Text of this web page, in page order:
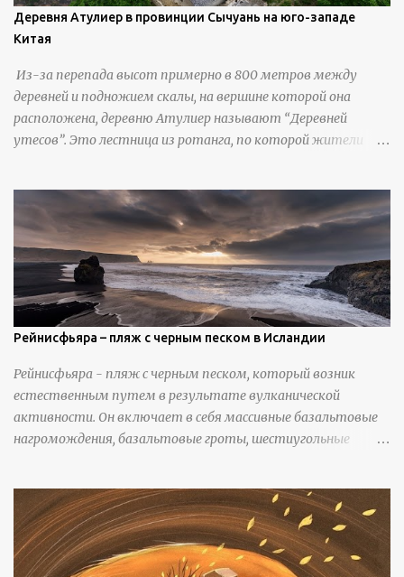
Деревня Атулиер в провинции Сычуань на юго-западе
Китая
Из-за перепада высот примерно в 800 метров между
деревней и подножием скалы, на вершине которой она
расположена, деревню Атулиер называют “Деревней
утесов”. Это лестница из ротанга, по которой жители
стальными лестницами с защитными перилами, и
передвижение детей и жителей деревни было улучшено.
Подъем от подножия горы до вершины занимает до 4
часов. По словам местных жителей, их предки мигрировали
в деревню, поскольку обнаружили, что в этом месте
приятный климат и природная среда, подходящие для
проживания, ведения сельского хозяйства и разведения
защитить их от бандитизма и войн. С тех пор особая
группа людей живет замкнутой и самодостаточной
жизнью в деревне в течение шести или семи поколений.
Рейнисфьяра – пляж с черным песком в Исландии
Рейнисфьяра - пляж с черным песком, который возник
естественным путем в результате вулканической
активности. Он включает в себя массивные базальтовые
нагромождения, базальтовые гроты, шестиугольные